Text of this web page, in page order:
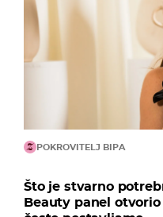
POKROVITELJ BIPA
Što je stvarno
Beauty panel